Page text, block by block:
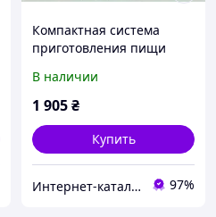
Компактная система
приготовления пищи
6701BB46H4
В наличии
1 905₴
Купить
Интернет-кат​алог с​ки​​д​​​ок "ElenaShop" 97%